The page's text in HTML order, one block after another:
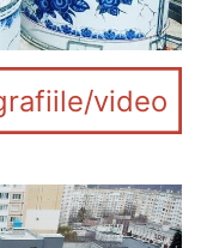
video